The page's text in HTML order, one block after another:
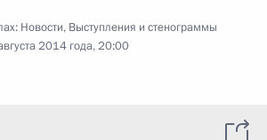
Новости, Выступления и стенограммы
2014 года, 20:00